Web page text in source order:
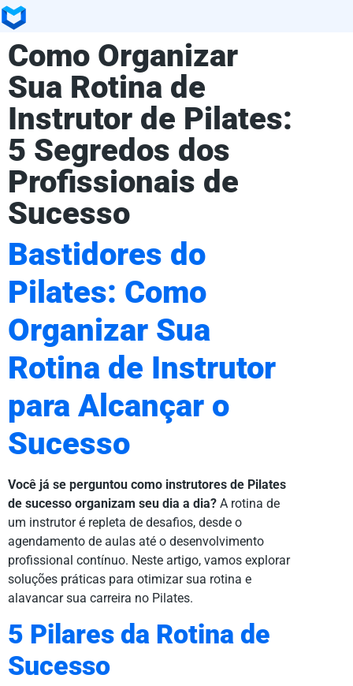
Como Organizar
Sua Rotina de
Instrutor de Pilates:
5 Segredos dos
Profissionais de
Sucesso
Bastidores do
Pilates: Como
Organizar Sua
Rotina de Instrutor
para Alcançar o
Sucesso
Você já se perguntou como instrutores de Pilates
de sucesso organizam seu dia a dia? A rotina de
um instrutor é repleta de desafios, desde o
agendamento de aulas até o desenvolvimento
profissional contínuo. Neste artigo, vamos explorar
soluções práticas para otimizar sua rotina e
alavancar sua carreira no Pilates.
5 Pilares da Rotina de
Sucesso